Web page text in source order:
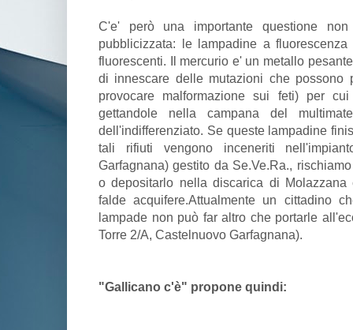
C'e' però una importante questione non
pubblicizzata: le lampadine a
fluorescenti. Il mercurio e' un metallo
di innescare delle mutazioni che
provocare malformazione sui feti) per
gettandole nella campana del
dell'indifferenziato. Se queste lampadine
tali rifiuti vengono inceneriti
Garfagnana) gestito da Se.Ve.Ra.,
o depositarlo nella discarica di
falde acquifere.Attualmente un cittadino
lampade non può far altro che portarle
Torre 2/A, Castelnuovo Garfagnana).
"Gallicano c'è" propone quindi: